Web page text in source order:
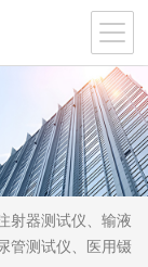
射器测试仪、输液
管测试仪、医用镊